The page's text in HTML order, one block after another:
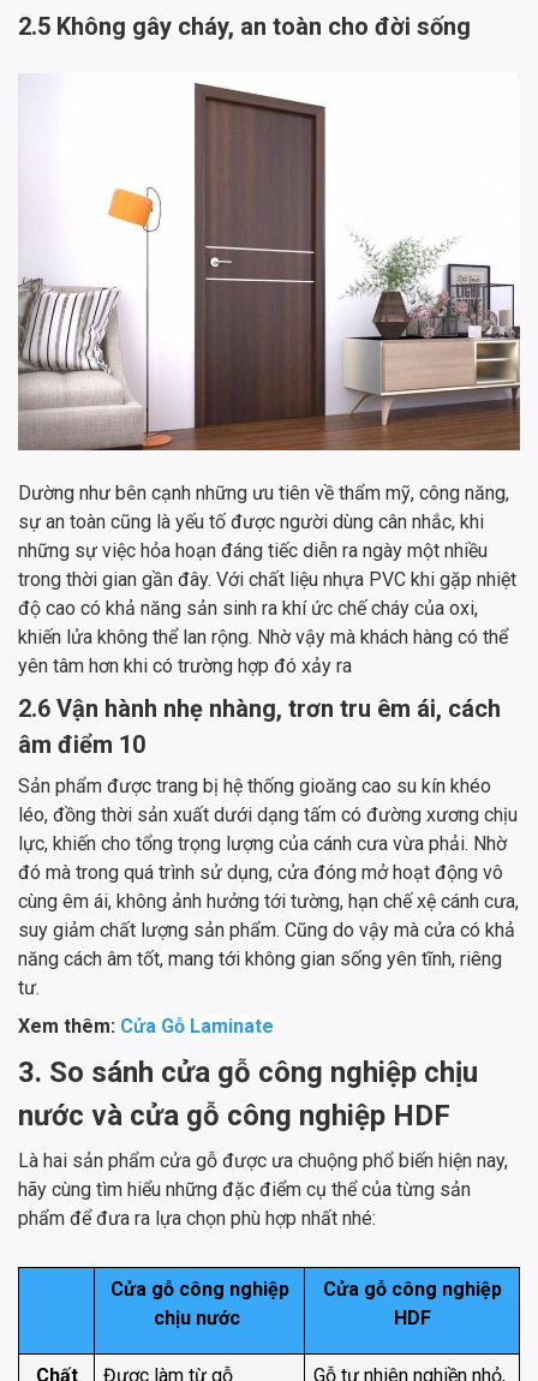
2.5 Không gây cháy, an toàn cho đời sống
Dường như bên cạnh những ưu tiên về thẩm mỹ, công năng,
sự an toàn cũng là yếu tố được người dùng cân nhắc, khi
những sự việc hỏa hoạn đáng tiếc diễn ra ngày một nhiều
trong thời gian gần đây. Với chất liệu nhựa PVC khi gặp nhiệt
độ cao có khả năng sản sinh ra khí ức chế cháy của oxi,
khiến lửa không thể lan rộng. Nhờ vậy mà khách hàng có thể
yên tâm hơn khi có trường hợp đó xảy ra
2.6 Vận hành nhẹ nhàng, trơn tru êm ái, cách
âm điểm 10
Sản phẩm được trang bị hệ thống gioăng cao su kín khéo
léo, đồng thời sản xuất dưới dạng tấm có đường xương chịu
lực, khiến cho tổng trọng lượng của cánh cưa vừa phải. Nhờ
đó mà trong quá trình sử dụng, cửa đóng mở hoạt động vô
cùng êm ái, không ảnh hưởng tới tường, hạn chế xệ cánh cưa,
suy giảm chất lượng sản phẩm. Cũng do vậy mà cửa có khả
năng cách âm tốt, mang tới không gian sống yên tĩnh, riêng
tư.
Xem thêm: Cửa Gỗ Laminate
3. So sánh cửa gỗ công nghiệp chịu
nước và cửa gỗ công nghiệp HDF
Là hai sản phẩm cửa gỗ được ưa chuộng phổ biến hiện nay,
hãy cùng tìm hiểu những đặc điểm cụ thể của từng sản
phẩm để đưa ra lựa chọn phù hợp nhất nhé:
Cửa gỗ công nghiệp
chịu nước
Cửa gỗ công nghiệp
HDF
Chất
Được làm từ gỗ
Gỗ tự nhiên nghiền nhỏ,